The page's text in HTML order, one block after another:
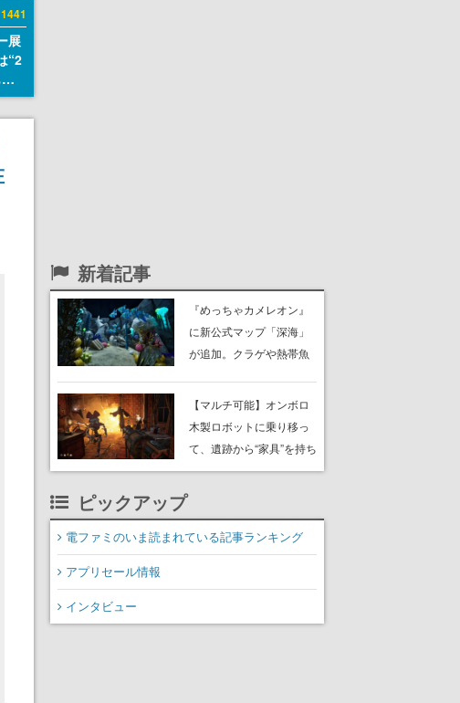
1441
展
“2
新着記事
『めっちゃカメレオン』
に新公式マップ「深海」
が追加。クラゲや熱帯魚
や大きな貝も
【マルチ可能】オンボロ
木製ロボットに乗り移っ
て、遺跡から“家具”を持ち
帰るホラーアクションゲ
売。迫る“腐敗”から逃げ延
び、持ち帰った家具で基
ピックアップ
電ファミのいま読まれている記事ランキング
アプリセール情報
インタビュー